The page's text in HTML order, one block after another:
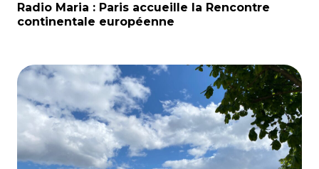
Radio Maria : Paris accueille la Rencontre
continentale européenne